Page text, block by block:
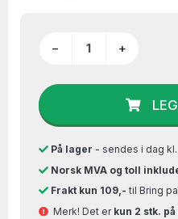
− +
På lager - sendes i dag kl.
Norsk MVA og toll
Frakt kun 109,- til Bring
Merk! Det er kun 2 stk.